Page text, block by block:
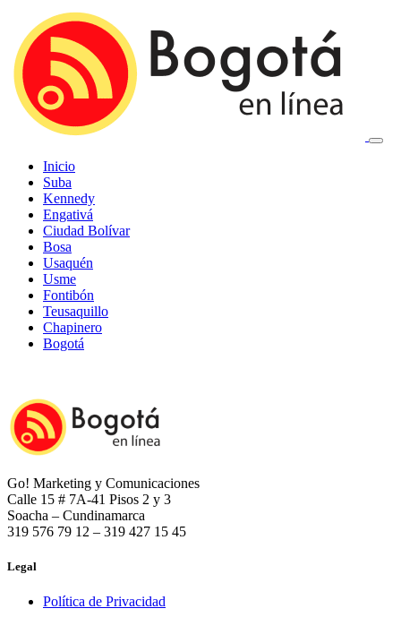
Inicio
Suba
Kennedy
Engativá
Ciudad Bolívar
Bosa
Usaquén
Usme
Fontibón
Teusaquillo
Chapinero
Bogotá
Go! Marketing y Comunicaciones
Calle 15 # 7A-41 Pisos 2 y 3
Soacha – Cundinamarca
319 576 79 12 – 319 427 15 45
Legal
Política de Privacidad